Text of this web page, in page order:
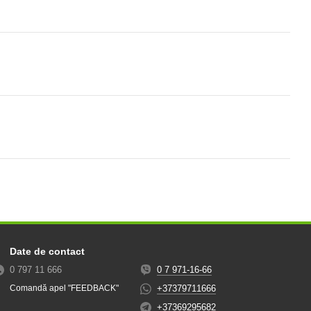
Date de contact
0 797 11 666
Comandă apel "FEEDBACK"
0 7 971-16-66
+37379711666
+37369295682